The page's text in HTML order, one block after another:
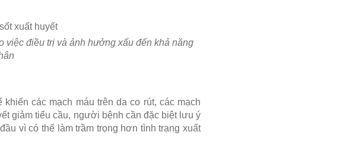
việc điều trị và ảnh hưởng xấu đến khả năng
các mạch máu trên da co rút, các mạch
giảm tiểu cầu, người bệnh cần đặc biệt lưu ý
vì có thể làm trầm trọng hơn tình trạng xuất